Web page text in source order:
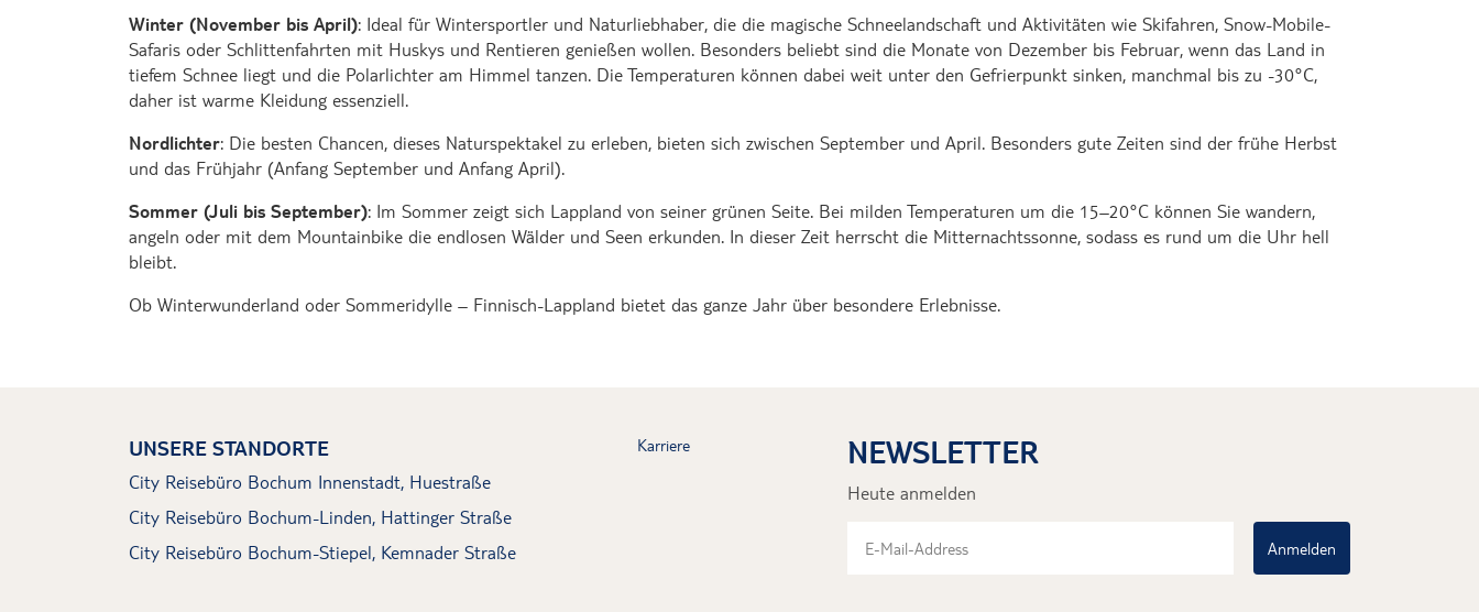
Winter (November bis April): Ideal für Wintersportler und Naturliebhaber, die die magische Schneelandschaft und Aktivitäten wie Skifahren, Snow-Mobile-
Safaris oder Schlittenfahrten mit Huskys und Rentieren genießen wollen. Besonders beliebt sind die Monate von Dezember bis Februar, wenn das Land in
tiefem Schnee liegt und die Polarlichter am Himmel tanzen. Die Temperaturen können dabei weit unter den Gefrierpunkt sinken, manchmal bis zu -30°C,
daher ist warme Kleidung essenziell.
Nordlichter: Die besten Chancen, dieses Naturspektakel zu erleben, bieten sich zwischen September und April. Besonders gute Zeiten sind der frühe Herbst
und das Frühjahr (Anfang September und Anfang April).
Sommer (Juli bis September): Im Sommer zeigt sich Lappland von seiner grünen Seite. Bei milden Temperaturen um die 15–20°C können Sie wandern,
angeln oder mit dem Mountainbike die endlosen Wälder und Seen erkunden. In dieser Zeit herrscht die Mitternachtssonne, sodass es rund um die Uhr hell
bleibt.
Ob Winterwunderland oder Sommeridylle – Finnisch-Lappland bietet das ganze Jahr über besondere Erlebnisse.
UNSERE STANDORTE
City Reisebüro Bochum Innenstadt, Huestraße
City Reisebüro Bochum-Linden, Hattinger Straße
City Reisebüro Bochum-Stiepel, Kemnader Straße
Karriere NEWSLETTER
Heute anmelden
Anmelden